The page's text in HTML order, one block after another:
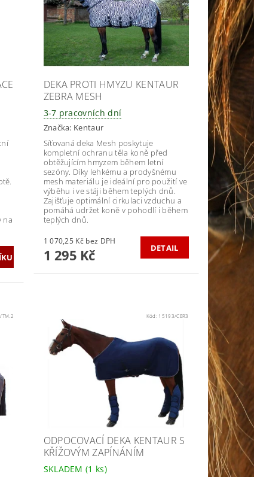
na
DEKA PROTI HMYZU KENTAUR
ZEBRA MESH
3-7 pracovních dní
Značka: Kentaur
Síťovaná deka Mesh poskytuje
kompletní ochranu těla koně před
obtěžujícím hmyzem během letní
sezóny. Díky lehkému a prodyšnému
mesh materiálu je ideální pro použití ve
výběhu i ve stáji během teplých dnů.
Zajišťuje optimální cirkulaci vzduchu a
pomáhá udržet koně v pohodlí i během
teplých dnů.
1 070,25 Kč bez DPH
1 295 Kč DETAIL
Kód: 15193/CER3
ODPOCOVACÍ DEKA KENTAUR S
KŘÍŽOVÝM ZAPÍNÁNÍM
SKLADEM(1 ks)